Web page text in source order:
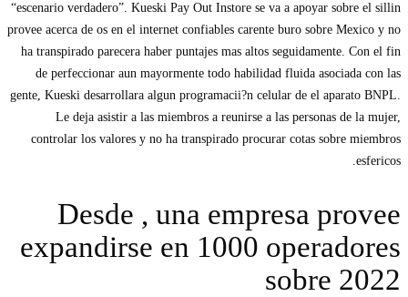
“escenario verdadero”. Kueski Pay Out Instore se va a apoyar sobre el silli­n
provee acerca de os en el internet confiables carente buro sobre Mexico y no
ha transpirado parecera haber puntajes mas altos seguidamente. Con el fin
de perfeccionar aun mayormente todo habilidad fluida asociada con las
gente, Kueski desarrollara algun programacii?n celular de el aparato BNPL.
Le deja asistir a las miembros a reunirse a las personas de la mujer,
controlar los valores y no ha transpirado procurar cotas sobre miembros
esfericos.
Desde , una empresa provee
expandirse en 1000 operadores
sobre 2022